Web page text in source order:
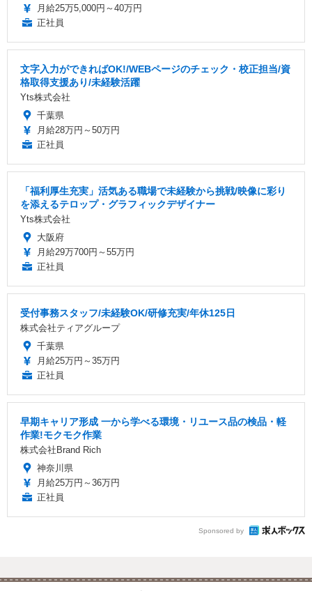
月給25万5,000円～40万円
正社員
文字入力ができればOK!/WEBページのチェック・校正担当/資
格取得支援あり/未経験活躍
Yts株式会社
千葉県
月給28万円～50万円
正社員
「福利厚生充実」活気ある職場で未経験から挑戦/映像に彩り
を添えるテロップ・グラフィックデザイナー
Yts株式会社
大阪府
月給29万700円～55万円
正社員
受付事務スタッフ/未経験OK/研修充実/年休125日
株式会社ティアグループ
千葉県
月給25万円～35万円
正社員
早期キャリア形成 一から学べる環境・リユース品の検品・軽
作業!モクモク作業
株式会社Brand Rich
神奈川県
月給25万円～36万円
正社員
Sponsored by